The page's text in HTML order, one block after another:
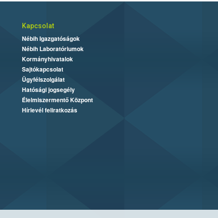
Kapcsolat
Nébih Igazgatóságok
Nébih Laboratóriumok
Kormányhivatalok
Sajtókapcsolat
Ügyfélszolgálat
Hatósági jogsegély
Élelmiszermentő Központ
Hírlevél feliratkozás